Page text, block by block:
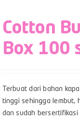
Cotton
Box 100
Terbuat dari bahan
tinggi sehingga lembut,
dan sudah bersertifikasi